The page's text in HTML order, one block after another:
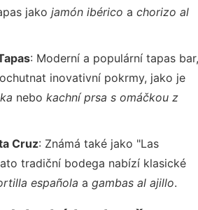
jako jamón ibérico a chorizo al
: Moderní a populární tapas bar,
inovativní pokrmy, jako je
nebo kachní prsa s omáčkou z
Cruz: Známá také jako "Las
tradiční bodega nabízí klasické
española a gambas al ajillo.